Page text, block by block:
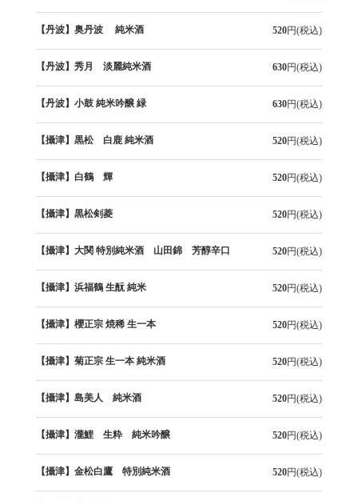
【丹波】奥丹波 純米酒 520円(税込)
【丹波】秀月 淡麗純米酒 630円(税込)
【丹波】小鼓 純米吟醸 緑 630円(税込)
【攝津】黒松 白鹿 純米酒 520円(税込)
【攝津】白鶴 輝 520円(税込)
【攝津】黒松剣菱 520円(税込)
【攝津】大関 特別純米酒 山田錦 芳醇辛口 520円(税込)
【攝津】浜福鶴 生酛 純米 520円(税込)
【攝津】櫻正宗 焼稀 生一本 520円(税込)
【攝津】菊正宗 生一本 純米酒 520円(税込)
【攝津】島美人 純米酒 520円(税込)
【攝津】瀧鯉 生粋 純米吟醸 520円(税込)
【攝津】金松白鷹 特別純米酒 520円(税込)